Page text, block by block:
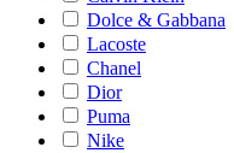
Dolce & Gabbana
Lacoste
Chanel
Dior
Puma
Nike